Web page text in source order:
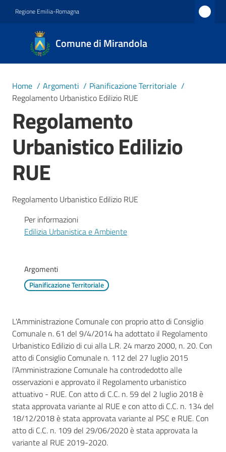
Regione Emilia-Romagna
Comune di Mirandola
Comune
di
Mirandola
1597
Amministrazione
Vivere
Mirandola
PNRR
C
e
a
s
L
a
R
a
g
a
n
Home / Argomenti / Pianificazione Territoriale /
Regolamento Urbanistico Edilizio RUE
Regolamento
Urbanistico Edilizio
RUE
Regolamento Urbanistico Edilizio RUE
Per informazioni
Edilizia Urbanistica e Ambiente
Argomenti
Pianificazione Territoriale
L'Amministrazione Comunale con proprio atto di Consiglio
Comunale n. 61 del 9/4/2014 ha adottato il Regolamento
Urbanistico Edilizio di cui alla L.R. 24 marzo 2000, n. 20. Con
atto di Consiglio Comunale n. 112 del 27 luglio 2015
l'Amministrazione Comunale ha controdedotto alle
osservazioni e approvato il Regolamento urbanistico
attuativo - RUE. Con atto di C.C. n. 59 del 2 luglio 2018 è
stata approvata variante al RUE e con atto di C.C. n. 134 del
18/12/2018 è stata approvata variante al PSC e RUE. Con
atto di C.C. n. 109 del 29/06/2020 è stata approvata la
variante al RUE 2019-2020.